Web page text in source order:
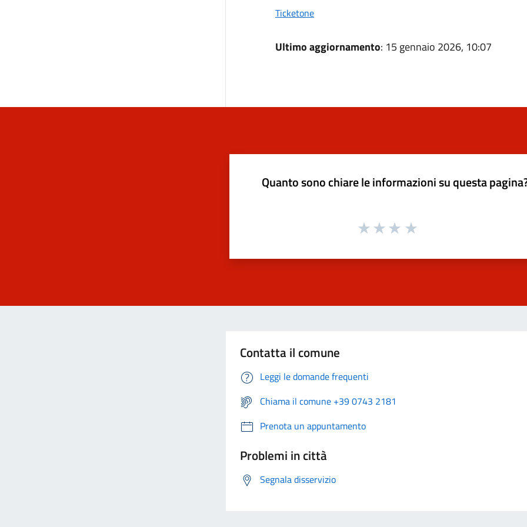
Ticketone
Ultimo aggiornamento: 15 gennaio 2026, 10:07
Quanto sono chiare le informazioni su questa
Contatta il comune
Leggi le domande frequenti
Chiama il comune +39 0743 2181
Prenota un appuntamento
Problemi in città
Segnala disservizio